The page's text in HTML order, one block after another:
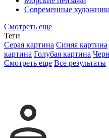
Современные
Смотреть еще
Теги
Серая картина Синяя картина
картина Голубая картина
Смотреть еще Все результаты